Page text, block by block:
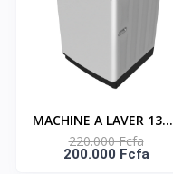
MACHINE A LAVER 13KG
TOP LOAD
AUTOMATIQUE -
220.000 Fcfa
200.000 Fcfa